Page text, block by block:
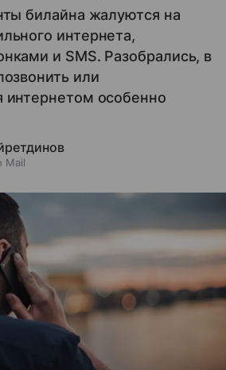
билайна жалуются на
интернета,
и SMS. Разобрались, в
или
интернетом особенно
Mail